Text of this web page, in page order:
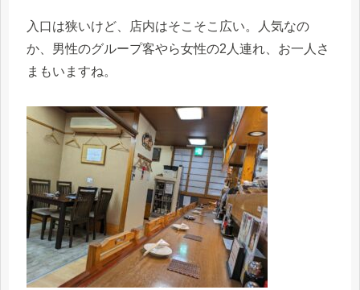
入口は狭いけど、店内はそこそこ広い。人気なの
か、男性のグループ客やら女性の2人連れ、お一人さ
まもいますね。